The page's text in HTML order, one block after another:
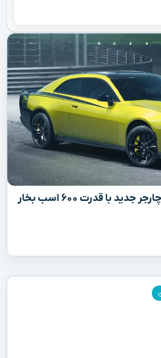
بازگشت سوپر بی: دوج چارجر جدید با قدرت ۶۰۰ اسب بخار